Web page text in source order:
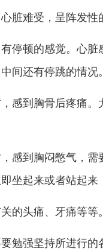
脏难受，呈阵发性
停顿的感觉。心
间还有停跳的情况。
感到胸骨后疼痛
感到胸闷憋气，
坐起来或者站起来
的头痛、牙痛等等。
勉强坚持所进行